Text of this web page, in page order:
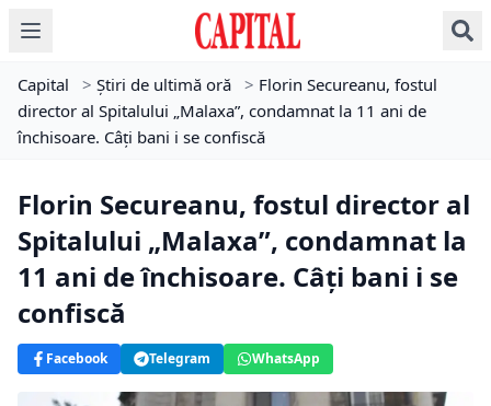
Capital > Știri de ultimă oră > Florin Secureanu, fostul
director al Spitalului „Malaxa”, condamnat la 11 ani de
închisoare. Câţi bani i se confiscă
Florin Secureanu, fostul director al
Spitalului „Malaxa”, condamnat la
11 ani de închisoare. Câţi bani i se
confiscă
Facebook Telegram WhatsApp